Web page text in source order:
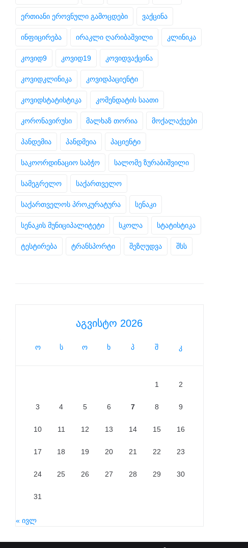
ერთიანი ეროვნული გამოცდები ვაქცინა
ინფიცირება ირაკლი ღარიბაშვილი კლინიკა
კოვიდ9 კოვიდ19 კოვიდვაქცინა
კოვიდკლინიკა კოვიდპაციენტი
კოვიდსტატისტიკა კომენდატის საათი
კორონავირუსი მალხაზ თორია მოქალაქეები
პანდემია პანდმეია პაციენტი
საკოორდინაციო საბჭო სალომე ზურაბიშვილი
სამეგრელო საქართველო
საქართველოს პროკურატურა სენაკი
სენაკის მუნიციპალიტეტი სკოლა სტატისტიკა
ტესტირება ტრანსპორტი შეზღუდვა შსს
აგვისტო 2026
ო ს ო ხ პ შ კ
1 2
3 4 5 6 7 8 9
10 11 12 13 14 15 16
17 18 19 20 21 22 23
24 25 26 27 28 29 30
31
« ივლ